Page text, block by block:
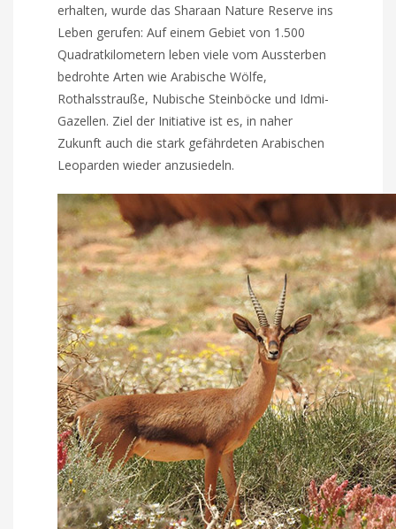
erhalten, wurde das Sharaan Nature Reserve ins
Leben gerufen: Auf einem Gebiet von 1.500
Quadratkilometern leben viele vom Aussterben
bedrohte Arten wie Arabische Wölfe,
Rothalsstrauße, Nubische Steinböcke und Idmi-
Gazellen. Ziel der Initiative ist es, in naher
Zukunft auch die stark gefährdeten Arabischen
Leoparden wieder anzusiedeln.